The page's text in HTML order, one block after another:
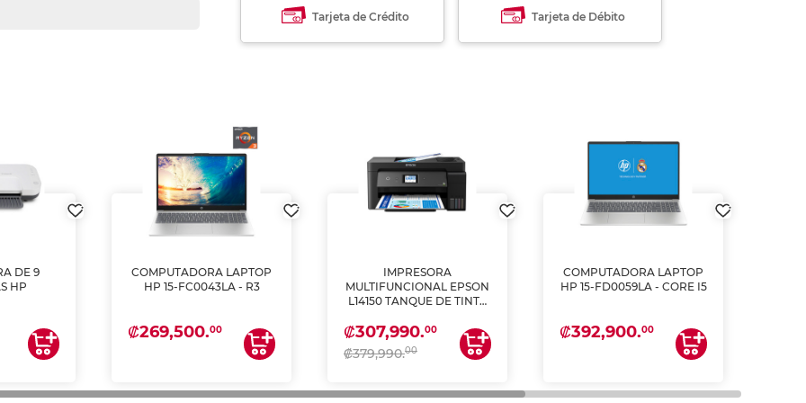
Tarjeta de Crédito Tarjeta de Débito
DE 9
HP
COMPUTADORA LAPTOP
HP 15-FC0043LA - R3
₡269,500.00
IMPRESORA
MULTIFUNCIONAL EPSON
L14150 TANQUE DE TINTA
ESCANEA)
₡307,990.00
₡379,990.00
COMPUTADORA LAPTOP
HP 15-FD0059LA - CORE I5
₡392,900.00